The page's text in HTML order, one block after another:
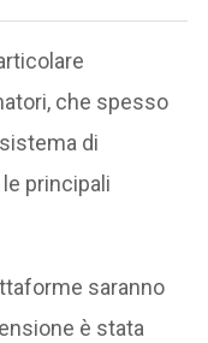
che spesso
di
principali
saranno
è stata